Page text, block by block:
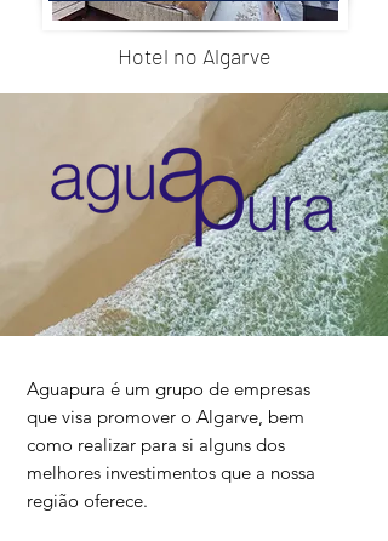
Hotel no Algarve
Aguapura é um grupo de empresas
que visa promover o Algarve, bem
como realizar para si alguns dos
melhores investimentos que a nossa
região oferece.